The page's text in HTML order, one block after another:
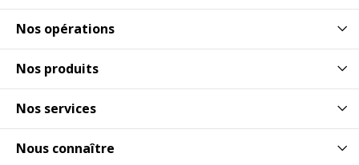
Nos opérations
Nos produits
Nos services
Nous connaître